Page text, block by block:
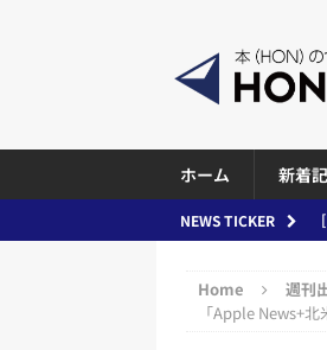
ホーム 新着
NEWS TICKER
Home 週刊
「Apple News+